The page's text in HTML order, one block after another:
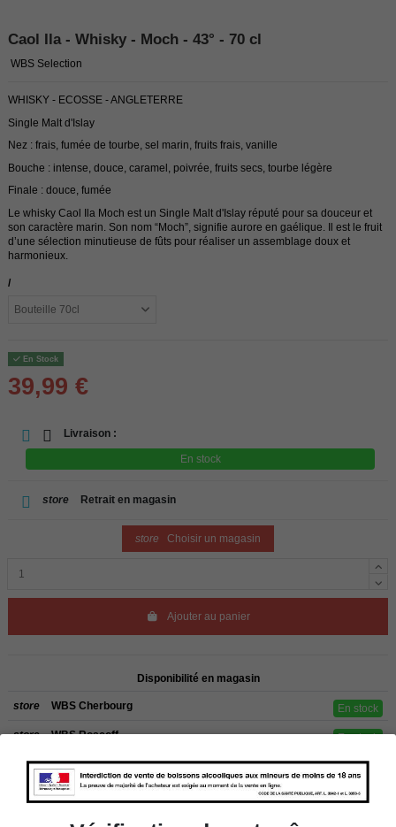
Caol Ila - Whisky - Moch - 43° - 70 cl
WBS Selection
WHISKY - ECOSSE - ANGLETERRE
Single Malt d'Islay
Nez : frais, fumée de tourbe, sel marin, fruits frais, vanille
Bouche : intense, douce, caramel, poivrée, fruits secs, tourbe légère
Finale : douce, fumée
Le whisky Caol Ila Moch est un Single Malt d'Islay réputé pour sa douceur et
son caractère marin. Son nom “Moch”, signifie aurore en gaélique. Il est le fruit
d’une sélection minutieuse de fûts pour réaliser un assemblage doux et
harmonieux.
/
En Stock
39,99 €
Livraison :
En stock
store Retrait en magasin
store Choisir un magasin
Ajouter au panier
Disponibilité en magasin
store WBS Cherbourg En stock
store WBS Roscoff En stock
Rappel
Les commandes sont uniquement livrées en France métropolitaine. Pour les
clients de l’étranger, retrait sur place dans nos magasins de ROSCOFF ou